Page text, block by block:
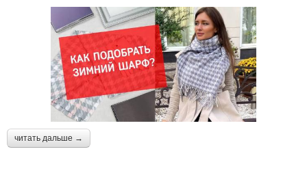
читать дальше →